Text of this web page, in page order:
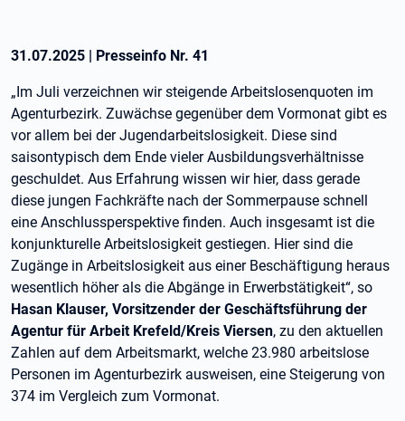
31.07.2025 | Presseinfo Nr. 41
„Im Juli verzeichnen wir steigende Arbeitslosenquoten im
Agenturbezirk. Zuwächse gegenüber dem Vormonat gibt es
vor allem bei der Jugendarbeitslosigkeit. Diese sind
saisontypisch dem Ende vieler Ausbildungsverhältnisse
geschuldet. Aus Erfahrung wissen wir hier, dass gerade
diese jungen Fachkräfte nach der Sommerpause schnell
eine Anschlussperspektive finden. Auch insgesamt ist die
konjunkturelle Arbeitslosigkeit gestiegen. Hier sind die
Zugänge in Arbeitslosigkeit aus einer Beschäftigung heraus
wesentlich höher als die Abgänge in Erwerbstätigkeit“, so
Hasan Klauser, Vorsitzender der Geschäftsführung der
Agentur für Arbeit Krefeld/Kreis Viersen, zu den aktuellen
Zahlen auf dem Arbeitsmarkt, welche 23.980 arbeitslose
Personen im Agenturbezirk ausweisen, eine Steigerung von
374 im Vergleich zum Vormonat.